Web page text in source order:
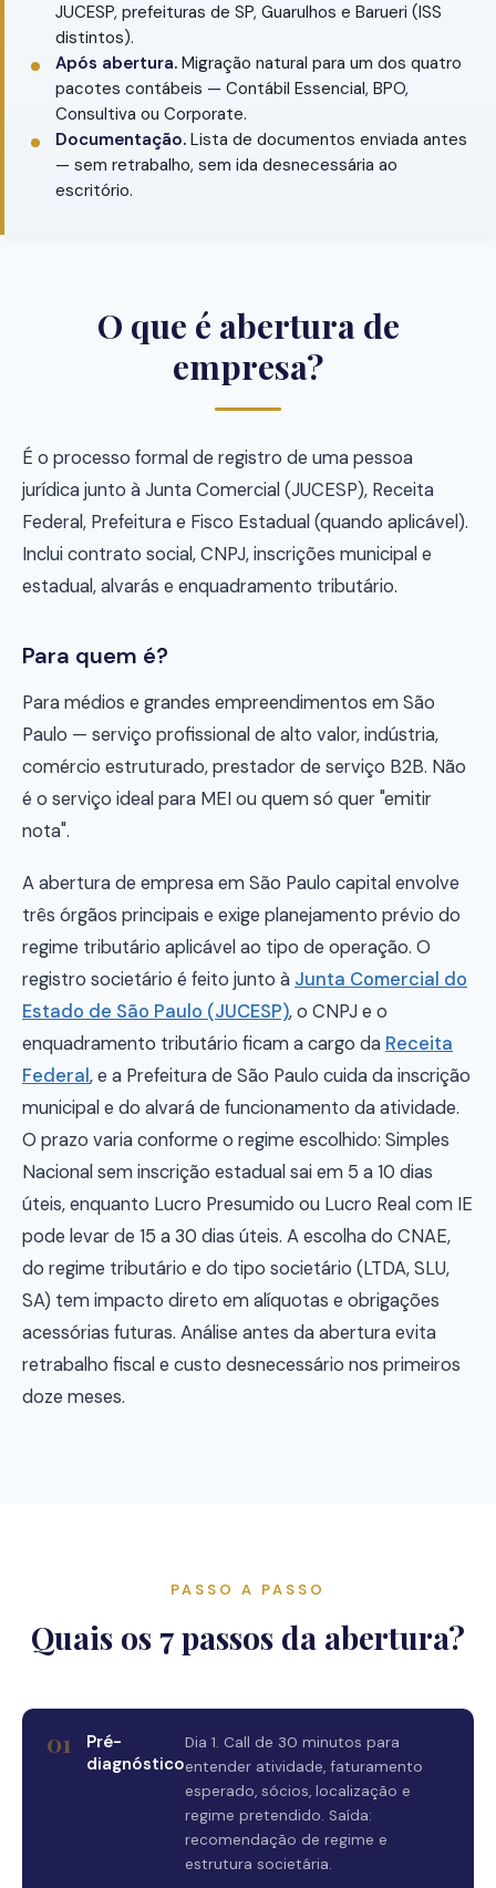
JUCESP, prefeituras de SP, Guarulhos e Barueri (ISS
distintos).
Após abertura. Migração natural para um dos quatro
pacotes contábeis — Contábil Essencial, BPO,
Consultiva ou Corporate.
Documentação. Lista de documentos enviada antes
— sem retrabalho, sem ida desnecessária ao
escritório.
O que é abertura de
empresa?
É o processo formal de registro de uma pessoa
jurídica junto à Junta Comercial (JUCESP), Receita
Federal, Prefeitura e Fisco Estadual (quando aplicável).
Inclui contrato social, CNPJ, inscrições municipal e
estadual, alvarás e enquadramento tributário.
Para quem é?
Para médios e grandes empreendimentos em São
Paulo — serviço profissional de alto valor, indústria,
comércio estruturado, prestador de serviço B2B. Não
é o serviço ideal para MEI ou quem só quer "emitir
nota".
A abertura de empresa em São Paulo capital envolve
três órgãos principais e exige planejamento prévio do
regime tributário aplicável ao tipo de operação. O
registro societário é feito junto à Junta Comercial do
Estado de São Paulo (JUCESP), o CNPJ e o
enquadramento tributário ficam a cargo da Receita
Federal , e a Prefeitura de São Paulo cuida da inscrição
municipal e do alvará de funcionamento da atividade.
O prazo varia conforme o regime escolhido: Simples
Nacional sem inscrição estadual sai em 5 a 10 dias
úteis, enquanto Lucro Presumido ou Lucro Real com IE
pode levar de 15 a 30 dias úteis. A escolha do CNAE,
do regime tributário e do tipo societário (LTDA, SLU,
SA) tem impacto direto em alíquotas e obrigações
acessórias futuras. Análise antes da abertura evita
retrabalho fiscal e custo desnecessário nos primeiros
doze meses.
PASSO A PASSO
Quais os 7 passos da abertura?
01
Pré-
diagnóstico
Dia 1. Call de 30 minutos para
entender atividade, faturamento
esperado, sócios, localização e
regime pretendido. Saída:
recomendação de regime e
estrutura societária.